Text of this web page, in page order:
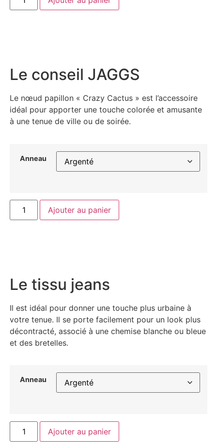
Le conseil JAGGS
Le nœud papillon « Crazy Cactus » est l’accessoire
idéal pour apporter une touche colorée et amusante
à une tenue de ville ou de soirée.
Anneau
Ajouter au panier
Le tissu jeans
Il est idéal pour donner une touche plus urbaine à
votre tenue. Il se porte facilement pour un look plus
décontracté, associé à une chemise blanche ou bleue
et des bretelles.
Anneau
Ajouter au panier